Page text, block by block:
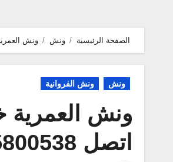
الصفحة الرئيسية ونش ونش
ونش ونش الفروانية
ونش العمرية
اتصل 55800538